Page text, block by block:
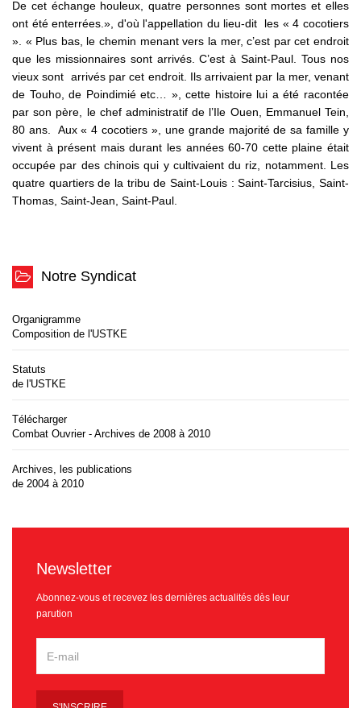
De cet échange houleux, quatre personnes sont mortes et elles
ont été enterrées.», d'où l'appellation du lieu-dit les « 4 cocotiers
». « Plus bas, le chemin menant vers la mer, c’est par cet endroit
que les missionnaires sont arrivés. C’est à Saint-Paul. Tous nos
vieux sont arrivés par cet endroit. Ils arrivaient par la mer, venant
de Touho, de Poindimié etc… », cette histoire lui a été racontée
par son père, le chef administratif de l’Ile Ouen, Emmanuel Tein,
80 ans. Aux « 4 cocotiers », une grande majorité de sa famille y
vivent à présent mais durant les années 60-70 cette plaine était
occupée par des chinois qui y cultivaient du riz, notamment. Les
quatre quartiers de la tribu de Saint-Louis : Saint-Tarcisius, Saint-
Thomas, Saint-Jean, Saint-Paul.
Notre Syndicat
Organigramme
Composition de l'USTKE
Statuts
de l'USTKE
Télécharger
Combat Ouvrier - Archives de 2008 à 2010
Archives, les publications
de 2004 à 2010
Newsletter
Abonnez-vous et recevez les dernières actualités dès leur
parution